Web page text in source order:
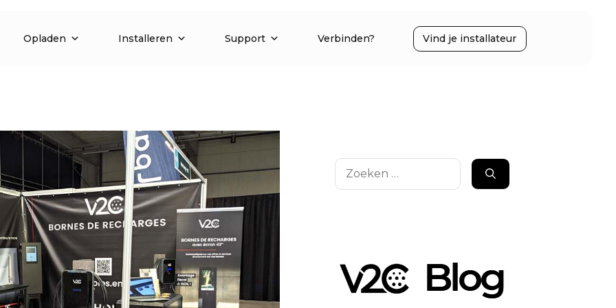
Opladen Installeren Support Verbinden? Vind je installateur
Zoek
naar: